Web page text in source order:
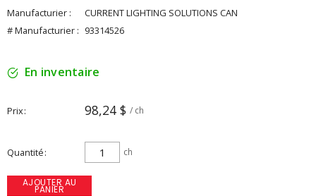
Manufacturier :
CURRENT LIGHTING SOLUTIONS CAN
# Manufacturier : 93314526
En inventaire
Prix 98,24 $ / ch
Quantité ch
AJOUTER AU
PANIER